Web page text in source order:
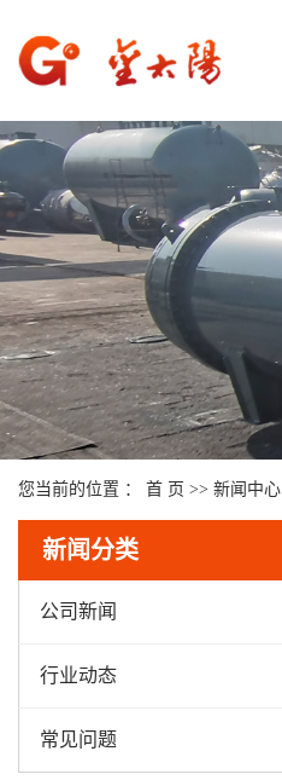
您当前的位置 ： 首 页 >> 新闻中心
新闻分类
公司新闻
行业动态
常见问题